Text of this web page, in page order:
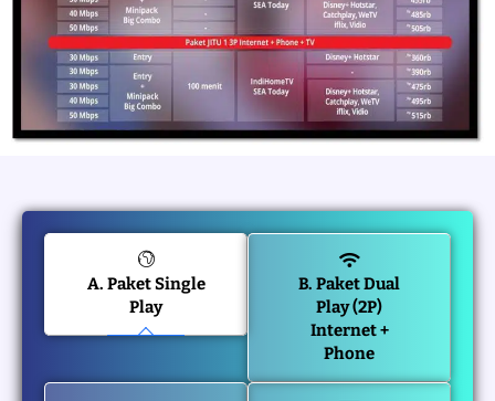
A. Paket Single
Play
B. Paket Dual
Play (2P)
Internet +
Phone